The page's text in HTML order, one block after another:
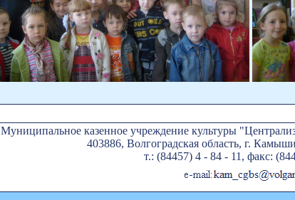
Муниципальное казенное учреждение культуры
403886, Волгоградская область, г.
т.: (84457) 4 - 84 - 11, факс: